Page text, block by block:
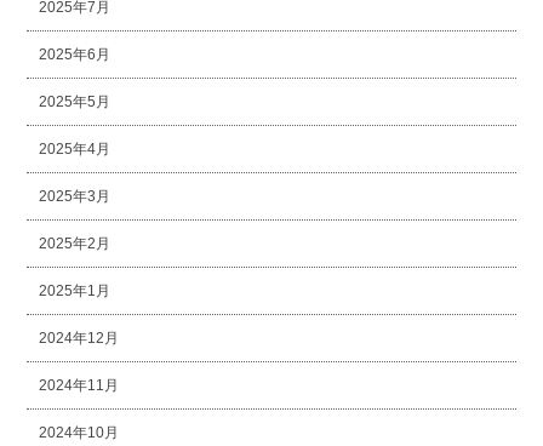
2025年7月
2025年6月
2025年5月
2025年4月
2025年3月
2025年2月
2025年1月
2024年12月
2024年11月
2024年10月